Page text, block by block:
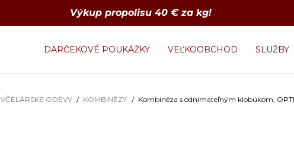
Výkup propolisu 40 € za kg!
DARČEKOVÉ POUKÁŽKY VEĽKOOBCHOD SLUŽBY
VČELÁRSKE ODEVY KOMBINÉZY Kombinéza s odnímateľným klobúkom,